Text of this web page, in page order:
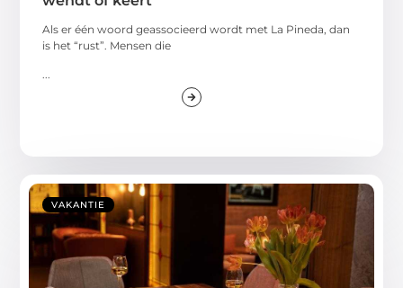
Als er één woord geassocieerd wordt met La Pineda, dan
is het “rust”. Mensen die
VAKANTIE